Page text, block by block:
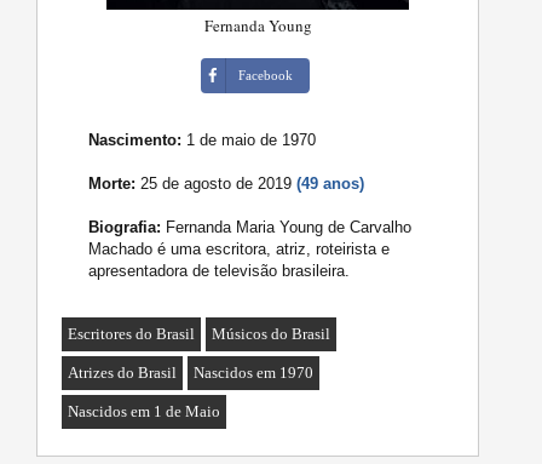
Fernanda Young
Facebook
Nascimento: 1 de maio de 1970
Morte: 25 de agosto de 2019(49 anos)
Biografia: Fernanda Maria Young de Carvalho
Machado é uma escritora, atriz, roteirista e
apresentadora de televisão brasileira.
Escritores do Brasil Músicos do Brasil
Atrizes do Brasil Nascidos em 1970
Nascidos em 1 de Maio